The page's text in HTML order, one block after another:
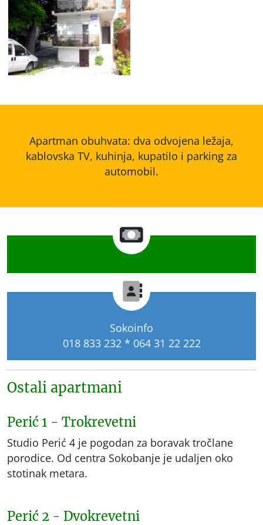
apartman Perić 6 -
Dvokrevetni
Apartman obuhvata: dva odvojena ležaja,
kablovska TV, kuhinja, kupatilo i parking za
automobil.
Sokoinfo
018 833 232 * 064 31 22 222
Ostali apartmani
Perić 1 - Trokrevetni
Studio Perić 4 je pogodan za boravak tročlane
porodice. Od centra Sokobanje je udaljen oko
stotinak metara.
Perić 2 - Dvokrevetni